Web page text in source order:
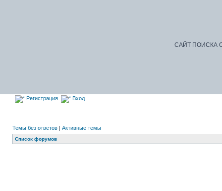
САЙТ ПОИСКА
Регистрация Вход
Темы без ответов | Активные темы
Список форумов